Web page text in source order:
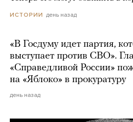
ИСТОРИИ день назад
«В Госдуму идет партия,
выступает против СВО».
«Справедливой России»
на «Яблоко» в прокуратуру
день назад